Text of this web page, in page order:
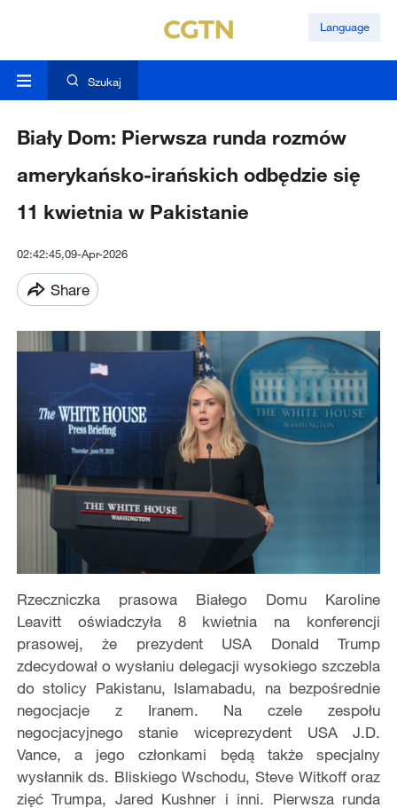
Language
Szukaj
Biały Dom: Pierwsza runda rozmów
amerykańsko-irańskich odbędzie się
11 kwietnia w Pakistanie
02:42:45,09-Apr-2026
Share
Rzeczniczka prasowa Białego Domu Karoline
Leavitt oświadczyła 8 kwietnia na konferencji
prasowej, że prezydent USA Donald Trump
zdecydował o wysłaniu delegacji wysokiego szczebla
do stolicy Pakistanu, Islamabadu, na bezpośrednie
negocjacje z Iranem. Na czele zespołu
negocjacyjnego stanie wiceprezydent USA J.D.
Vance, a jego członkami będą także specjalny
wysłannik ds. Bliskiego Wschodu, Steve Witkoff oraz
zięć Trumpa, Jared Kushner i inni. Pierwsza runda